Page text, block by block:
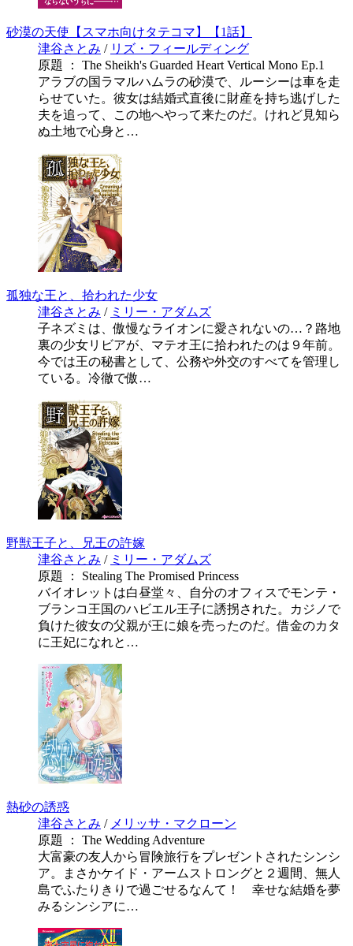
砂漠の天使【スマホ向けタテコマ】【1話】
津谷さとみ / リズ・フィールディング
原題 ： The Sheikh's Guarded Heart Vertical Mono Ep.1
アラブの国ラマルハムラの砂漠で、ルーシーは車を走
らせていた。彼女は結婚式直後に財産を持ち逃げした
夫を追って、この地へやって来たのだ。けれど見知ら
ぬ土地で心身と…
孤独な王と、拾われた少女
津谷さとみ / ミリー・アダムズ
子ネズミは、傲慢なライオンに愛されないの…？路地
裏の少女リビアが、マテオ王に拾われたのは９年前。
今では王の秘書として、公務や外交のすべてを管理し
ている。冷徹で傲…
野獣王子と、兄王の許嫁
津谷さとみ / ミリー・アダムズ
原題 ： Stealing The Promised Princess
バイオレットは白昼堂々、自分のオフィスでモンテ・
ブランコ王国のハビエル王子に誘拐された。カジノで
負けた彼女の父親が王に娘を売ったのだ。借金のカタ
に王妃になれと…
熱砂の誘惑
津谷さとみ / メリッサ・マクローン
原題 ： The Wedding Adventure
大富豪の友人から冒険旅行をプレゼントされたシンシ
ア。まさかケイド・アームストロングと２週間、無人
島でふたりきりで過ごせるなんて！ 幸せな結婚を夢
みるシンシアに…